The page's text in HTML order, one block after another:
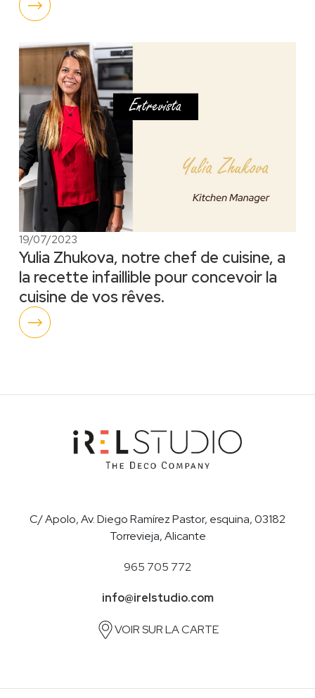
19/07/2023
Yulia Zhukova, notre chef de cuisine, a
la recette infaillible pour concevoir la
cuisine de vos rêves.
C/ Apolo, Av. Diego Ramírez Pastor, esquina, 03182
Torrevieja, Alicante
965 705 772
info@irelstudio.com
VOIR SUR LA CARTE